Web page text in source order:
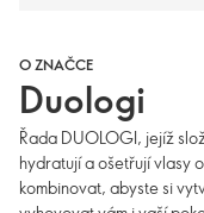
O ZNAČCE
Duologi
Řada DUOLOGI, jejíž
hydratují a ošetřují vlasy
kombinovat, abyste si